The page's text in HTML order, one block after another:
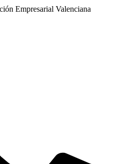
Empresarial Valenciana